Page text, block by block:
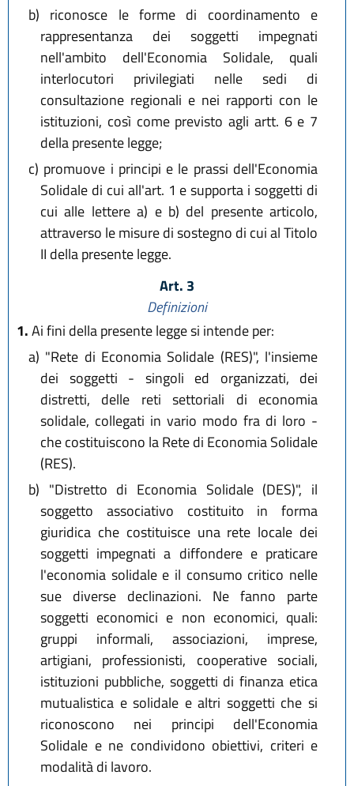
b) riconosce le forme di coordinamento e
rappresentanza dei soggetti impegnati
nell'ambito dell'Economia Solidale, quali
interlocutori privilegiati nelle sedi di
consultazione regionali e nei rapporti con le
istituzioni, così come previsto agli artt. 6 e 7
della presente legge;
c) promuove i principi e le prassi dell'Economia
Solidale di cui all'art. 1 e supporta i soggetti di
cui alle lettere a) e b) del presente articolo,
attraverso le misure di sostegno di cui al Titolo
II della presente legge.
Art. 3
Definizioni
1.Ai fini della presente legge si intende per:
a) "Rete di Economia Solidale (RES)", l'insieme
dei soggetti - singoli ed organizzati, dei
distretti, delle reti settoriali di economia
solidale, collegati in vario modo fra di loro -
che costituiscono la Rete di Economia Solidale
(RES).
b) "Distretto di Economia Solidale (DES)", il
soggetto associativo costituito in forma
giuridica che costituisce una rete locale dei
soggetti impegnati a diffondere e praticare
l'economia solidale e il consumo critico nelle
sue diverse declinazioni. Ne fanno parte
soggetti economici e non economici, quali:
gruppi informali, associazioni, imprese,
artigiani, professionisti, cooperative sociali,
istituzioni pubbliche, soggetti di finanza etica
mutualistica e solidale e altri soggetti che si
riconoscono nei principi dell'Economia
Solidale e ne condividono obiettivi, criteri e
modalità di lavoro.